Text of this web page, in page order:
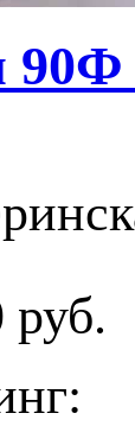
90Ф
руб.